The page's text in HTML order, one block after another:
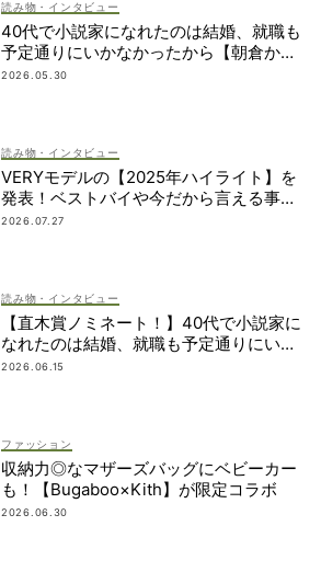
読み物・インタビュー
40代で小説家になれたのは結婚、就職も
予定通りにいかなかったから【朝倉かす
みさん】
2026.05.30
読み物・インタビュー
VERYモデルの【2025年ハイライト】を
発表！ベストバイや今だから言える事件
簿も大公開
2026.07.27
読み物・インタビュー
【直木賞ノミネート！】40代で小説家に
なれたのは結婚、就職も予定通りにいか
なかったから｜朝倉かすみさん
2026.06.15
ファッション
収納力◎なマザーズバッグにベビーカー
も！【Bugaboo×Kith】が限定コラボ
2026.06.30